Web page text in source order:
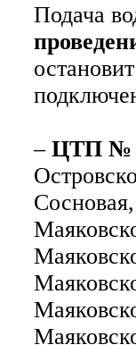
Подача
– ЦТП №